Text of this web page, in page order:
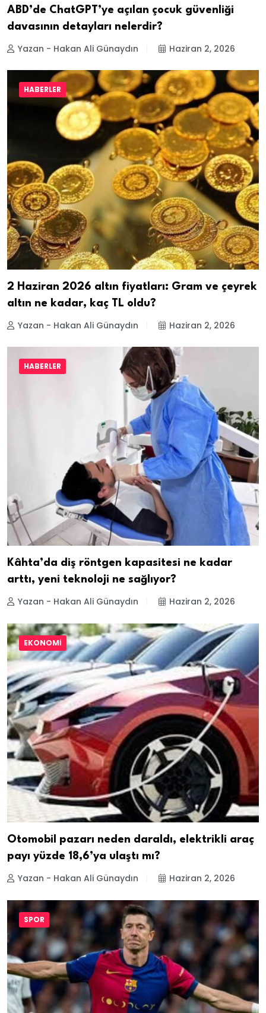
ABD’de ChatGPT’ye açılan çocuk güvenliği
davasının detayları nelerdir?
Yazan - Hakan Ali Günaydın Haziran 2, 2026
HABERLER
2 Haziran 2026 altın fiyatları: Gram ve çeyrek
altın ne kadar, kaç TL oldu?
Yazan - Hakan Ali Günaydın Haziran 2, 2026
HABERLER
Kâhta’da diş röntgen kapasitesi ne kadar
arttı, yeni teknoloji ne sağlıyor?
Yazan - Hakan Ali Günaydın Haziran 2, 2026
EKONOMI
Otomobil pazarı neden daraldı, elektrikli araç
payı yüzde 18,6’ya ulaştı mı?
Yazan - Hakan Ali Günaydın Haziran 2, 2026
SPOR